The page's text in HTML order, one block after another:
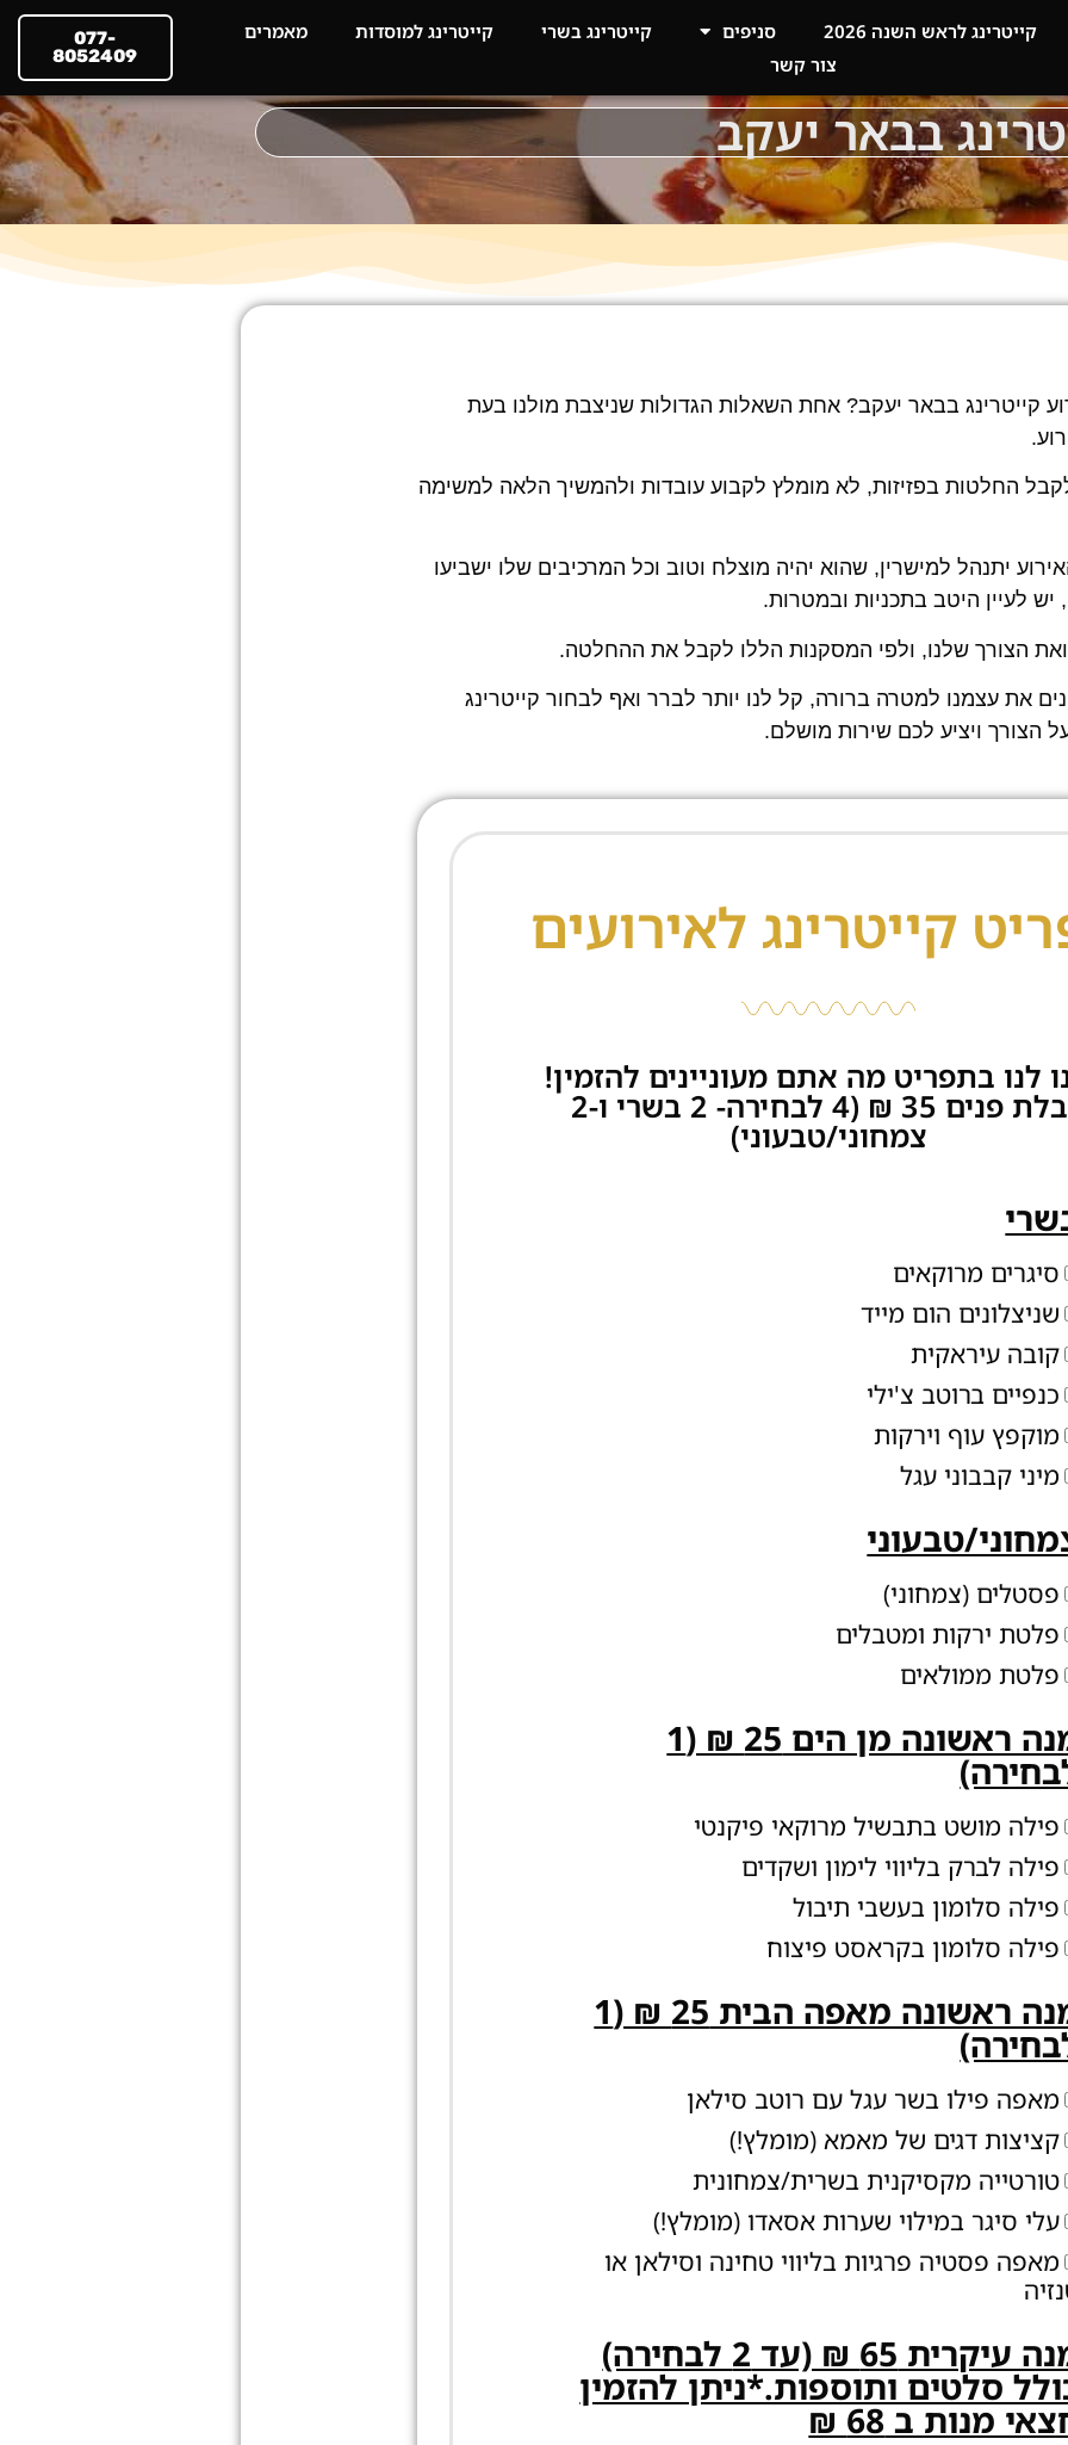
קייטרינג לראש השנה 2026 סניפים קייטרינג בשרי קייטרינג למוסדות
מאמרים
צור קשר
077-
8052409
בבאר יעקב
קייטרינג בבאר יעקב? אחת השאלות הגדולות שניצבת מולנו בעת
החלטות בפזיזות, לא מומלץ לקבוע עובדות ולהמשיך הלאה למשימה
יתנהל למישרין, שהוא יהיה מוצלח וטוב וכל המרכיבים שלו ישביעו
לעיין היטב בתכניות ובמטרות.
הצורך שלנו, ולפי המסקנות הללו לקבל את ההחלטה.
את עצמנו למטרה ברורה, קל לנו יותר לברר ואף לבחור קייטרינג
הצורך ויציע לכם שירות מושלם.
קייטרינג לאירועים
לנו בתפריט מה אתם מעוניינים להזמין!
קבלת פנים 35 ₪ (4 לבחירה- 2 בשרי ו-2
צמחוני/טבעוני)
סיגרים מרוקאים
שניצלונים הום מייד
קובה עיראקית
כנפיים ברוטב צ'ילי
מוקפץ עוף וירקות
מיני קבבוני עגל
טבעוני
פסטלים (צמחוני)
פלטת ירקות ומטבלים
פלטת ממולאים
מנה ראשונה מן הים 25 ₪ (1
פילה מושט בתבשיל מרוקאי פיקנטי
פילה לברק בליווי לימון ושקדים
פילה סלומון בעשבי תיבול
פילה סלומון בקראסט פיצוח
מנה ראשונה מאפה הבית 25 ₪ (1
מאפה פילו בשר עגל עם רוטב סילאן
קציצות דגים של מאמא (מומלץ!)
טורטייה מקסיקנית בשרית/צמחונית
עלי סיגר במילוי שערות אסאדו (מומלץ!)
מאפה פסטיה פרגיות בליווי טחינה וסילאן או
מנה עיקרית 65 ₪ (עד 2 לבחירה)
סלטים ותוספות.*ניתן להזמין
מנות ב 68 ₪